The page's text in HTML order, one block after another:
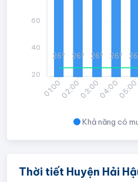
Khả năng có
01:0002:0003:0004:00
26° 26° 26° 26°
60
40
20
Thời tiết Huyện Hải